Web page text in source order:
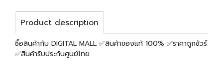
Product description
ซื้อสินค้ากับ DIGITAL MALL ✅สินค้าของแท้ 100% ✅ราคาถูกชัวร์
✅สินค้ารับประกันศูนย์ไทย